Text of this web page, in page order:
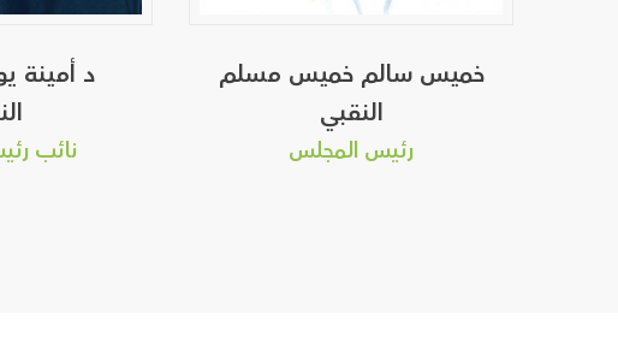
خميس سالم خميس مسلم
النقبي
رئيس المجلس
د أمينة
نائب